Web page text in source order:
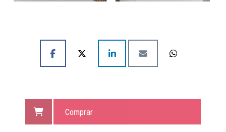
Comprar